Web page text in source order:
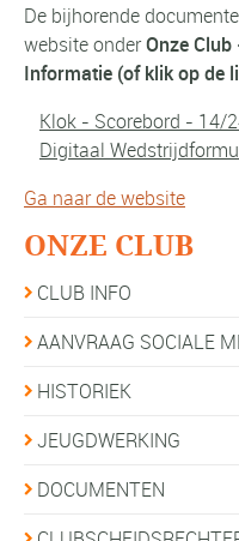
De bijhorende
website onderOnze
Informatie (of klik op de
Klok - Scorebord - 14/
Digitaal
Ga naar de website
ONZE CLUB
CLUB INFO
AANVRAAG SOCIALE
HISTORIEK
JEUGDWERKING
DOCUMENTEN